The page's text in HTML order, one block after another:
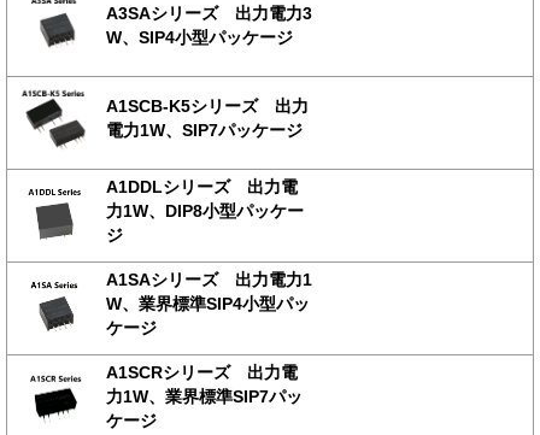
A3SAシリーズ 出力電力3
W、SIP4小型パッケージ
A1SCB-K5シリーズ 出力
電力1W、SIP7パッケージ
A1DDLシリーズ 出力電
力1W、DIP8小型パッケー
ジ
A1SAシリーズ 出力電力1
W、業界標準SIP4小型パッ
ケージ
A1SCRシリーズ 出力電
力1W、業界標準SIP7パッ
ケージ